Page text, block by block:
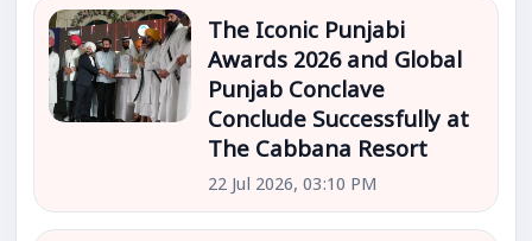
The Iconic Punjabi
Awards 2026 and Global
Punjab Conclave
Conclude Successfully at
The Cabbana Resort
22 Jul 2026, 03:10 PM